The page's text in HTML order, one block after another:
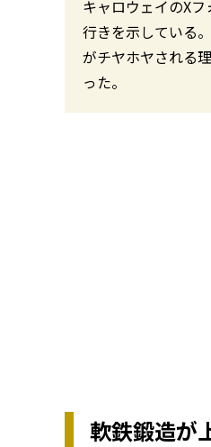
キャロウェイのX
行きを示している
がチヤホヤされる
った。
軟鉄鍛造が